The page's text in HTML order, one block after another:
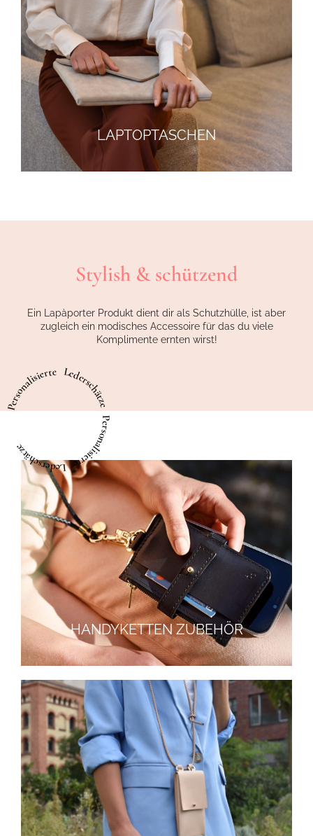
LAPTOPTASCHEN
Stylish & schützend
Ein Lapàporter Produkt dient dir als Schutzhülle, ist aber
zugleich ein modisches Accessoire für das du viele
Komplimente ernten wirst!
Personalisierte Lederschätze Personalisierte Lederschätze
HANDYKETTEN ZUBEHÖR